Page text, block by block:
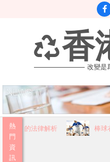
香改變是
Primary
Navigation
Menu
熱
門
資
訊
讀的法律解析 棒球衣